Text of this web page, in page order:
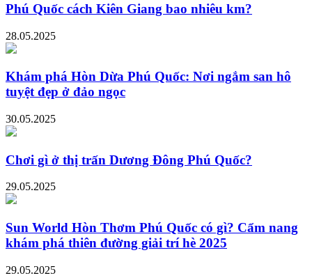
Phú Quốc cách Kiên Giang bao nhiêu km?
28.05.2025
Khám phá Hòn Dừa Phú Quốc: Nơi ngắm san hô
tuyệt đẹp ở đảo ngọc
30.05.2025
Chơi gì ở thị trấn Dương Đông Phú Quốc?
29.05.2025
Sun World Hòn Thơm Phú Quốc có gì? Cẩm nang
khám phá thiên đường giải trí hè 2025
29.05.2025